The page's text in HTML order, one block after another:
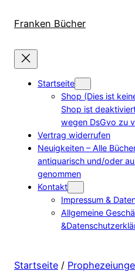
zum
wechseln
Franken Bücher
Startseite
Shop (Dies ist
Shop ist
wegen DsGvo zu
Vertrag widerrufen
Neuigkeiten – Alle
antiquarisch und/oder
genommen
Kontakt
Impressum &
Allgemeine
Startseite /